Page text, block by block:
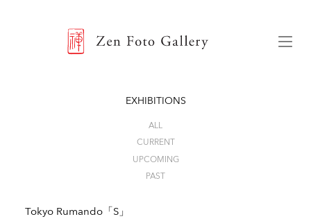
EXHIBITIONS
ALL
CURRENT
UPCOMING
PAST
Tokyo Rumando「S」